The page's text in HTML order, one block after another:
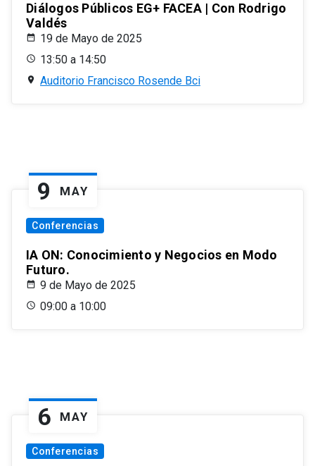
Diálogos Públicos EG+ FACEA | Con Rodrigo
Valdés
19 de Mayo de 2025
13:50 a 14:50
Auditorio Francisco Rosende Bci
9 MAY
Conferencias
IA ON: Conocimiento y Negocios en Modo
Futuro.
9 de Mayo de 2025
09:00 a 10:00
6 MAY
Conferencias